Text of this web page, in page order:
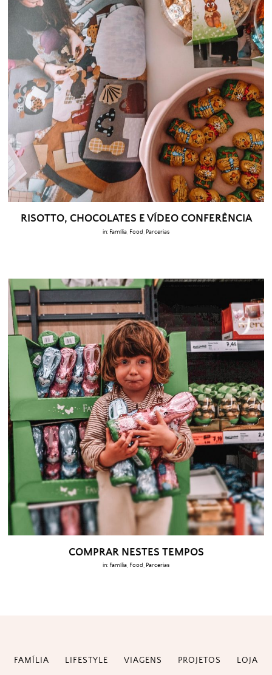
RISOTTO, CHOCOLATES E VÍDEO CONFERÊNCIA
in: Família Food Parcerias
COMPRAR NESTES TEMPOS
in: Família Food Parcerias
FAMÍLIA LIFESTYLE VIAGENS PROJETOS LOJA